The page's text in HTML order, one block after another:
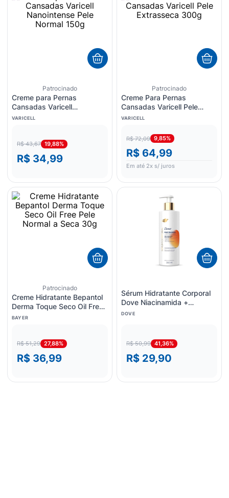
Patrocinado
Creme para Pernas
Cansadas Varicell
Nanointense Pele Normal
VARICELL
R$ 43,67 19,88%
R$ 34,99
Patrocinado
Creme Para Pernas
Cansadas Varicell Pele
Extrasseca 300g
VARICELL
R$ 72,09 9,85%
R$ 64,99
Em até 2x s/ juros
Patrocinado
Creme Hidratante Bepantol
Derma Toque Seco Oil Free
Pele Normal a Seca 30g
BAYER
R$ 51,29 27,88%
R$ 36,99
Sérum Hidratante Corporal
Dove Niacinamida +
Uniformizador 380ml
DOVE
R$ 50,99 41,36%
R$ 29,90